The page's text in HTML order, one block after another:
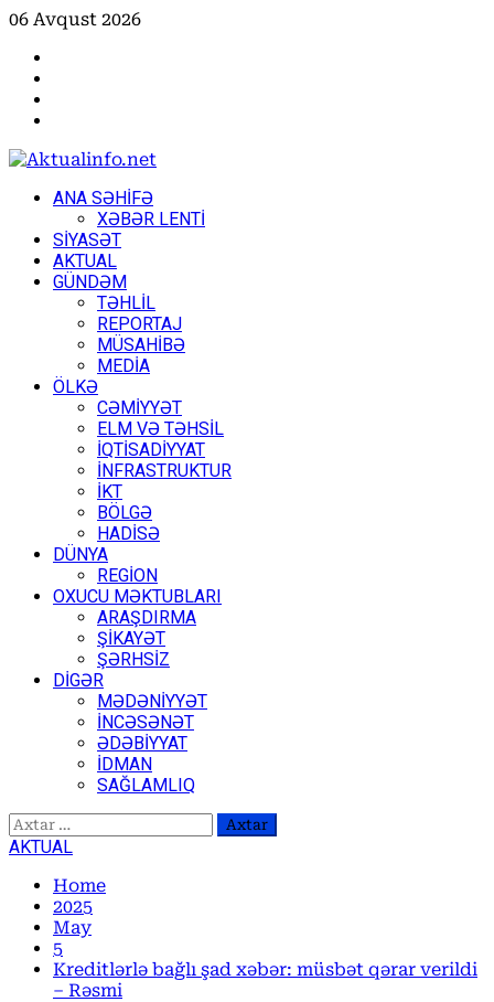
Skip
content
06 Avqust 2026
PrimaryANA SƏHİFƏ
XƏBƏR LENTİ
SİYASƏT
AKTUAL
GÜNDƏM
TƏHLİL
REPORTAJ
MÜSAHİBƏ
MEDİA
ÖLKƏ
CƏMİYYƏT
ELM VƏ TƏHSİL
İQTİSADİYYAT
İNFRASTRUKTUR
İKT
BÖLGƏ
HADİSƏ
DÜNYA
REGİON
OXUCU MƏKTUBLARI
ARAŞDIRMA
ŞİKAYƏT
ŞƏRHSİZ
DİGƏR
MƏDƏNİYYƏT
İNCƏSƏNƏT
ƏDƏBİYYAT
İDMAN
SAĞLAMLIQ
Axtarış:
AKTUAL
Home
2025
May
5
Kreditlərlə bağlı şad xəbər: müsbət qərar verildi
– Rəsmi